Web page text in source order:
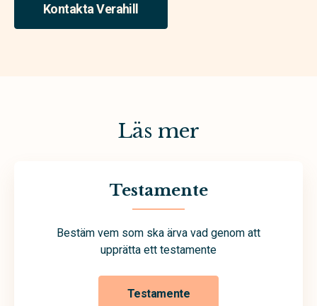
Kontakta Verahill
Läs mer
Testamente
Bestäm vem som ska ärva vad genom att
upprätta ett testamente
Testamente